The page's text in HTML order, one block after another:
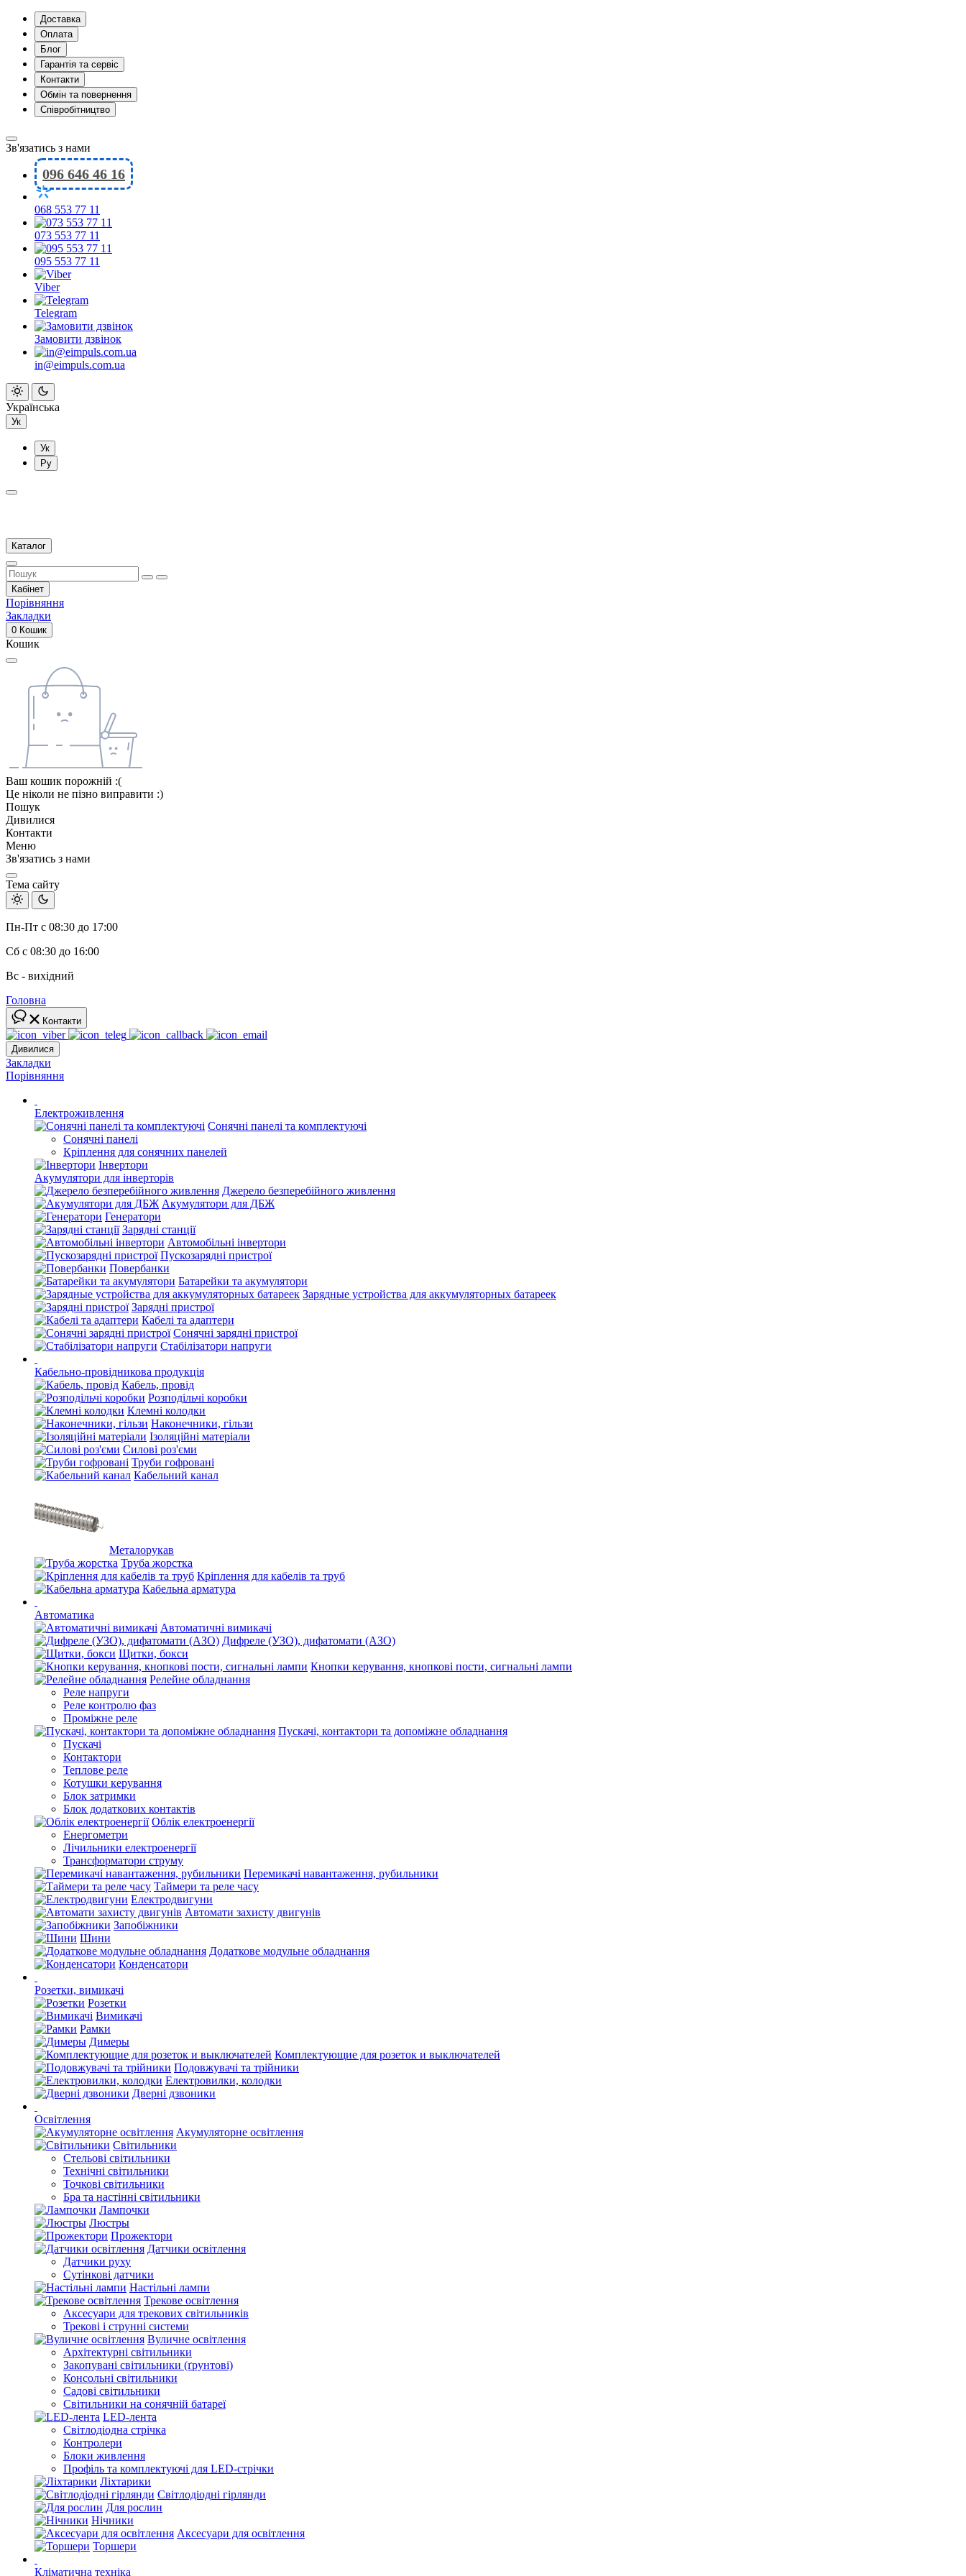
Доставка
Оплата
Блог
Гарантія та сервіс
Контакти
Обмін та повернення
Співробітництво
Зв'язатись з нами
096 646 46 16
068 553 77 11
073 553 77 11
095 553 77 11
Viber
Telegram
Замовити дзвінок
in@eimpuls.com.ua
Українська
Ук
Ук
Ру
Каталог
Кабінет
Порівняння
Закладки
0 Кошик
Кошик
Ваш кошик порожній :(
Це ніколи не пізно виправити :)
Пошук
Дивилися
Контакти
Меню
Зв'язатись з нами
Тема сайту
Пн-Пт с 08:30 до 17:00
Сб с 08:30 до 16:00
Вс - вихідний
Головна
Контакти
Дивилися
Закладки
Порівняння
Електроживлення
Сонячні панелі та комплектуючі
Сонячні панелі
Кріплення для сонячних панелей
Інвертори
Акумулятори для інверторів
Джерело безперебійного живлення
Акумулятори для ДБЖ
Генератори
Зарядні станції
Автомобільні інвертори
Пускозарядні пристрої
Повербанки
Батарейки та акумулятори
Зарядные устройства для аккумуляторных батареек
Зарядні пристрої
Кабелі та адаптери
Сонячні зарядні пристрої
Стабілізатори напруги
Кабельно-провідникова продукція
Кабель, провід
Розподільчі коробки
Клемні колодки
Наконечники, гільзи
Ізоляційні матеріали
Силові роз'єми
Труби гофровані
Кабельний канал
Металорукав
Труба жорстка
Кріплення для кабелів та труб
Кабельна арматура
Автоматика
Автоматичні вимикачі
Дифреле (УЗО), дифатомати (АЗО)
Щитки, бокси
Кнопки керування, кнопкові пости, сигнальні лампи
Релейне обладнання
Реле напруги
Реле контролю фаз
Проміжне реле
Пускачі, контактори та допоміжне обладнання
Пускачі
Контактори
Теплове реле
Котушки керування
Блок затримки
Блок додаткових контактів
Облік електроенергії
Енергометри
Лічильники електроенергії
Трансформатори струму
Перемикачі навантаження, рубильники
Таймери та реле часу
Електродвигуни
Автомати захисту двигунів
Запобіжники
Шини
Додаткове модульне обладнання
Конденсатори
Розетки, вимикачі
Розетки
Вимикачі
Рамки
Димеры
Комплектующие для розеток и выключателей
Подовжувачі та трійники
Електровилки, колодки
Дверні дзвоники
Освітлення
Акумуляторне освітлення
Світильники
Стельові світильники
Технічні світильники
Точкові світильники
Бра та настінні світильники
Лампочки
Люстры
Прожектори
Датчики освітлення
Датчики руху
Сутінкові датчики
Настільні лампи
Трекове освітлення
Аксесуари для трекових світильників
Трекові і струнні системи
Вуличне освітлення
Архітектурні світильники
Закопувані світильники (ґрунтові)
Консольні світильники
Садові світильники
Світильники на сонячній батареї
LED-лента
Світлодіодна стрічка
Контролери
Блоки живлення
Профіль та комплектуючі для LED-стрічки
Ліхтарики
Світлодіодні гірлянди
Для рослин
Нічники
Аксесуари для освітлення
Торшери
Кліматична техніка